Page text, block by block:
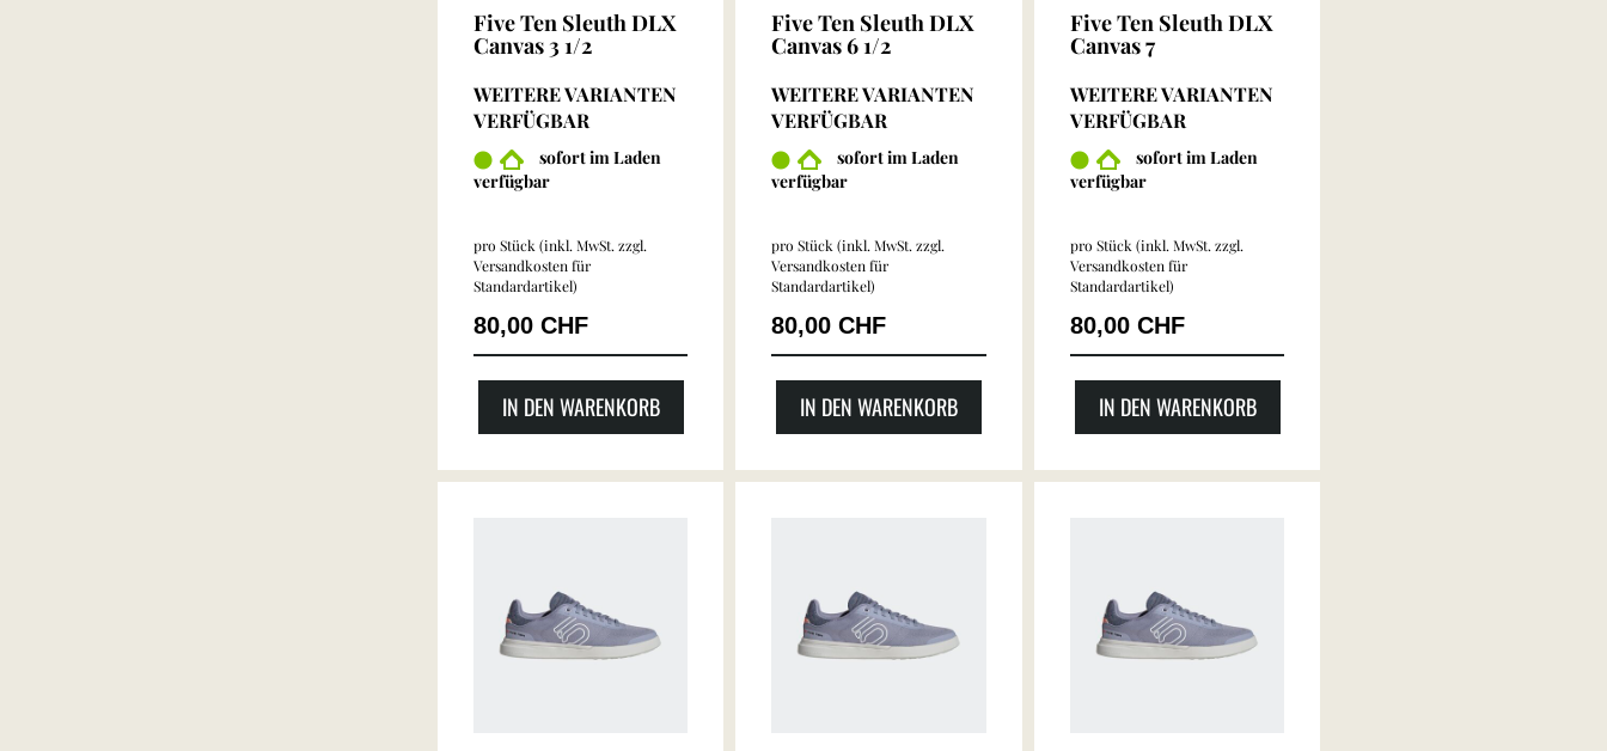
Five Ten Sleuth DLX
Canvas 3 1/2
WEITERE VARIANTEN
VERFÜGBAR
sofort im Laden
verfügbar
pro Stück (inkl. MwSt. zzgl.
Versandkosten für
Standardartikel)
80,00 CHF
IN DEN WARENKORB
Five Ten Sleuth DLX
Canvas 6 1/2
WEITERE VARIANTEN
VERFÜGBAR
sofort im Laden
verfügbar
pro Stück (inkl. MwSt. zzgl.
Versandkosten für
Standardartikel)
80,00 CHF
IN DEN WARENKORB
Five Ten Sleuth DLX
Canvas 7
WEITERE VARIANTEN
VERFÜGBAR
sofort im Laden
verfügbar
pro Stück (inkl. MwSt. zzgl.
Versandkosten für
Standardartikel)
80,00 CHF
IN DEN WARENKORB